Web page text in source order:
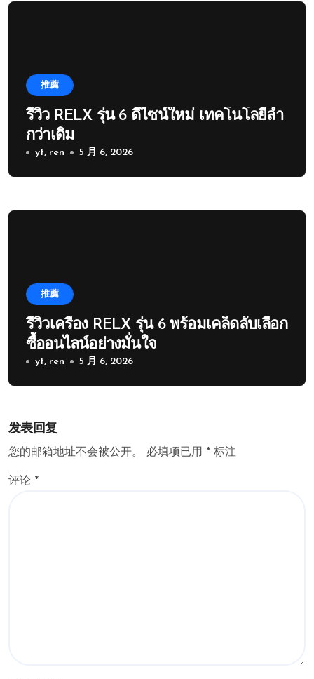
推薦
รีวิว RELX รุ่น 6 ดีไซน์ใหม่ เทคโนโลยีล้ำ
กว่าเดิม
yt, ren 5 月 6, 2026
推薦
รีวิวเครื่อง RELX รุ่น 6 พร้อมเคล็ดลับเลือก
ซื้ออนไลน์อย่างมั่นใจ
yt, ren 5 月 6, 2026
发表回复
您的邮箱地址不会被公开。 必填项已用 * 标注
评论 *